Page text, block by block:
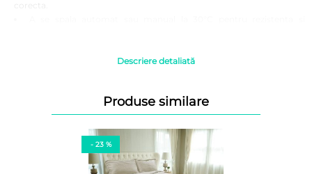
Uscarea ar trebui sa se realizeze la temperatura camerei, fara
Atentie! Fotografiile produselor prezentate au caracter informativ,
culoarea poate diferi fata de produsul vandut.
Descriere detaliată
Produse similare
- 23 %